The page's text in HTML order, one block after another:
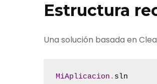
Estructura
Una solución basada en
MiAplicacion . sln